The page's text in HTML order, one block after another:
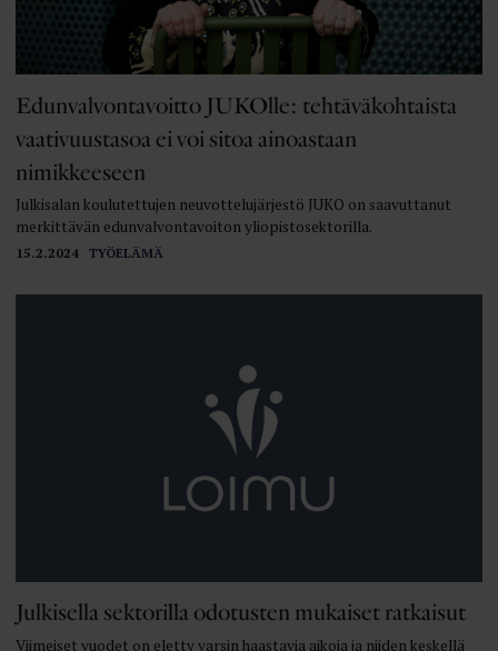
15.2.2024 TYÖELÄMÄ
Edunvalvontavoitto JUKOlle: tehtäväkohtaista
vaativuustasoa ei voi sitoa ainoastaan
nimikkeeseen
Julkisalan koulutettujen neuvottelujärjestö JUKO on saavuttanut
merkittävän edunvalvonta­voiton yliopistosektorilla.
Julkisella sektorilla odotusten mukaiset ratkaisut
Viimeiset vuodet on eletty varsin haastavia aikoja ja niiden keskellä